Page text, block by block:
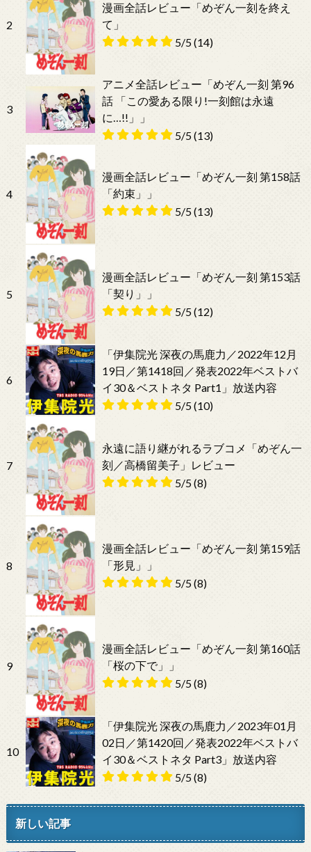
2
漫画全話レビュー「めぞん一刻を終え
て」
5/5(14)
3
アニメ全話レビュー「めぞん一刻 第96
話 「この愛ある限り!一刻館は永遠
に…!!」」
5/5(13)
4
漫画全話レビュー「めぞん一刻 第158話
「約束」」
5/5(13)
5
漫画全話レビュー「めぞん一刻 第153話
「契り」」
5/5(12)
6
「伊集院光 深夜の馬鹿力／2022年12月
19日／第1418回／発表2022年ベストバ
イ30＆ベストネタ Part1」放送内容
5/5(10)
7
永遠に語り継がれるラブコメ「めぞん一
刻／高橋留美子」レビュー
5/5(8)
8
漫画全話レビュー「めぞん一刻 第159話
「形見」」
5/5(8)
9
漫画全話レビュー「めぞん一刻 第160話
「桜の下で」」
5/5(8)
10
「伊集院光 深夜の馬鹿力／2023年01月
02日／第1420回／発表2022年ベストバ
イ30＆ベストネタ Part3」放送内容
5/5(8)
新しい記事